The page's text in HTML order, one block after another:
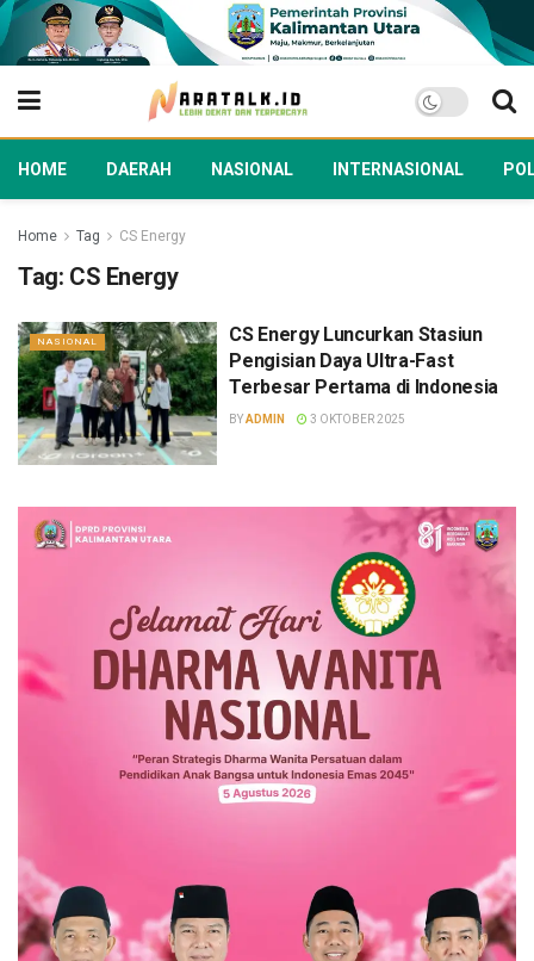
HOME DAERAH NASIONAL INTERNASIONAL
Home Tag CS Energy
Tag: CS Energy
NASIONAL
CS Energy Luncurkan Stasiun
Pengisian Daya Ultra-Fast
Terbesar Pertama di Indonesia
BYADMIN 3 OKTOBER 2025